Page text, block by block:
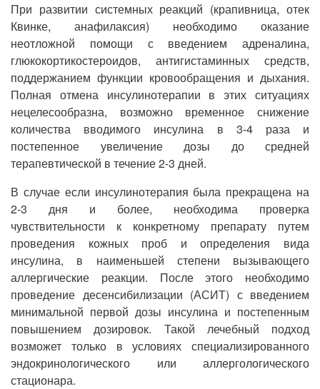
При развитии системных реакций (крапивница, отек
Квинке, анафилаксия) необходимо оказание
неотложной помощи с введением адреналина,
глюкокортикостероидов, антигистаминных средств,
поддержанием функции кровообращения и дыхания.
Полная отмена инсулинотерапии в этих ситуациях
нецелесообразна, возможно временное снижение
количества вводимого инсулина в 3-4 раза и
постепенное увеличение дозы до средней
терапевтической в течение 2-3 дней.
В случае если инсулинотерапия была прекращена на
2-3 дня и более, необходима проверка
чувствительности к конкретному препарату путем
проведения кожных проб и определения вида
инсулина, в наименьшей степени вызывающего
аллергические реакции. После этого необходимо
проведение десенсибилизации (АСИТ) с введением
минимальной первой дозы инсулина и постепенным
повышением дозировок. Такой лечебный подход
возможет только в условиях специализированного
эндокринологического или аллергологического
стационара.